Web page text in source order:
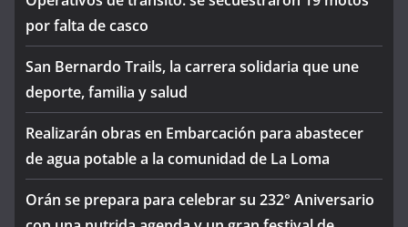
por falta de casco
San Bernardo Trails, la carrera solidaria que une
deporte, familia y salud
Realizarán obras en Embarcación para abastecer
de agua potable a la comunidad de La Loma
Orán se prepara para celebrar su 232° Aniversario